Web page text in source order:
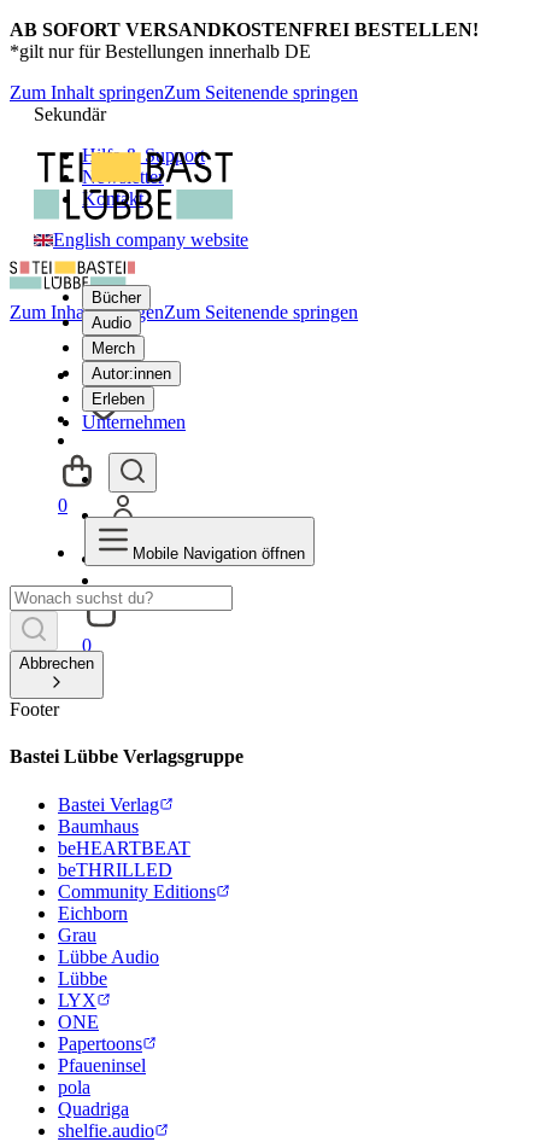
AB SOFORT VERSANDKOSTENFREI BESTELLEN!
*gilt nur für Bestellungen innerhalb DE
Zum Inhalt springenZum Seitenende springen
Sekundär
Hilfe & Support
Newsletter
Kontakt
English company website
Bücher
Audio
Merch
Autor:innen
Erleben
Unternehmen
0
Zum Inhalt springenZum Seitenende springen
0
Mobile Navigation öffnen
Abbrechen
Footer
Bastei Lübbe Verlagsgruppe
Bastei Verlag
Baumhaus
beHEARTBEAT
beTHRILLED
Community Editions
Eichborn
Grau
Lübbe Audio
Lübbe
LYX
ONE
Papertoons
Pfaueninsel
pola
Quadriga
shelfie.audio